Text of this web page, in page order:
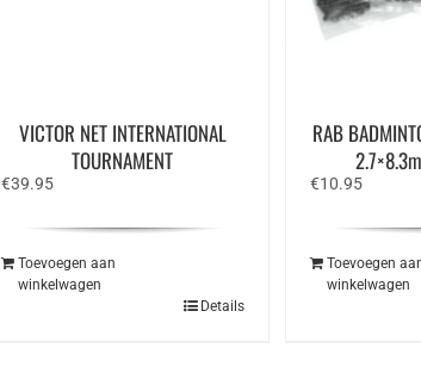
VICTOR NET INTERNATIONAL
TOURNAMENT
€39.95
Toevoegen aan
winkelwagen
Details
RAB
€10.95
Toevoegen
winkelwagen